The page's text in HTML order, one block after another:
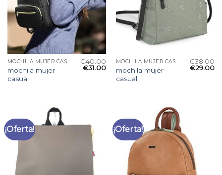
MOCHILA MUJER CASUAL
mochila mujer
casual
€40.00
€31.00
MOCHILA MUJER CASUAL
mochila mujer
casual
€38.00
€29.00
¡Oferta! ¡Oferta!